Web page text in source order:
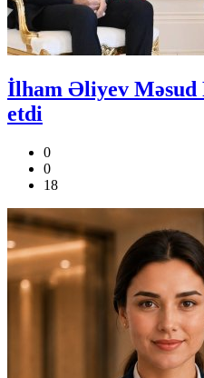
İlham Əliyev Məsud
etdi
0
0
18